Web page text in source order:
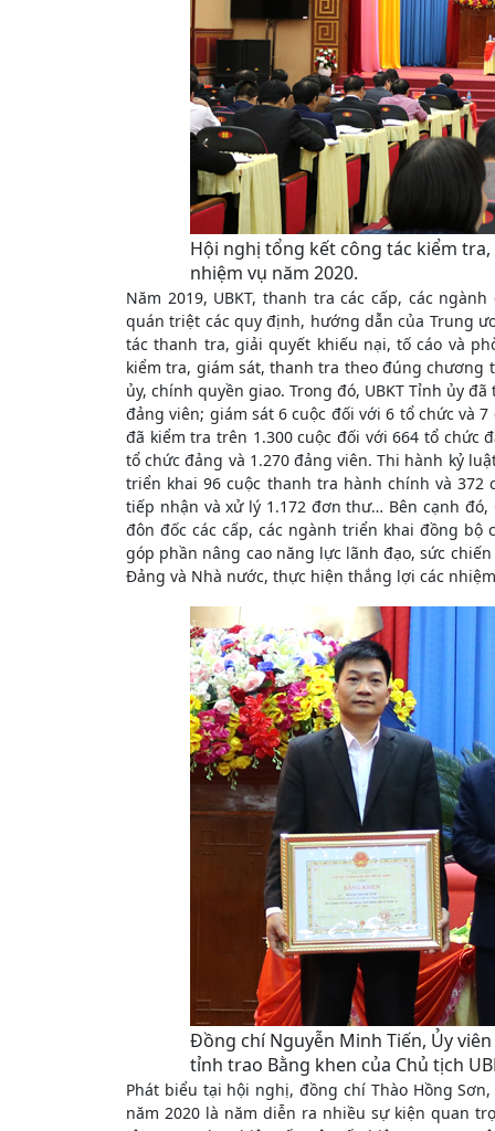
Hội nghị tổng kết công tác kiểm
nhiệm vụ năm 2020.
Năm 2019, UBKT, thanh tra các cấp, các
quán triệt các quy định, hướng dẫn của Trung
tác thanh tra, giải quyết khiếu nại, tố cáo và
kiểm tra, giám sát, thanh tra theo đúng chương
ủy, chính quyền giao. Trong đó, UBKT Tỉnh ủy
đảng viên; giám sát 6 cuộc đối với 6 tổ chức và
đã kiểm tra trên 1.300 cuộc đối với 664 tổ chức
tổ chức đảng và 1.270 đảng viên. Thi hành kỷ
triển khai 96 cuộc thanh tra hành chính và 372
tiếp nhận và xử lý 1.172 đơn thư… Bên cạnh
đôn đốc các cấp, các ngành triển khai đồng
góp phần nâng cao năng lực lãnh đạo, sức
Đảng và Nhà nước, thực hiện thắng lợi các
Đồng chí Nguyễn Minh Tiến, Ủy
tỉnh trao Bằng khen của Chủ tịch
Phát biểu tại hội nghị, đồng chí Thào Hồng
năm 2020 là năm diễn ra nhiều sự kiện quan